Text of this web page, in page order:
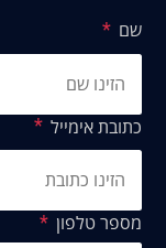
שם
כתובת אימייל
מספר טלפון